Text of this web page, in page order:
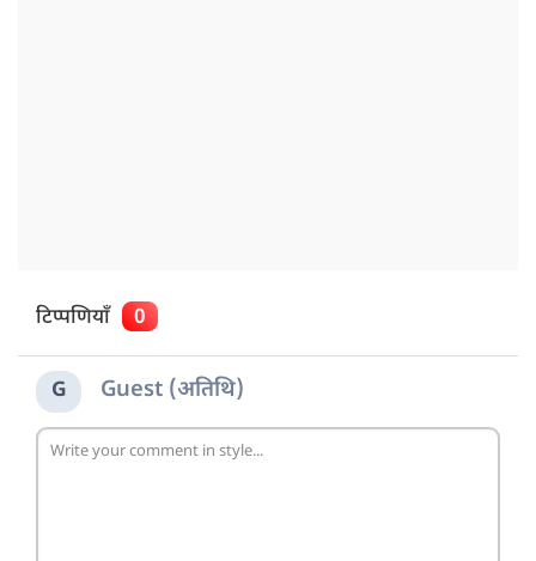
टिप्पणियाँ 0
G Guest (अतिथि)